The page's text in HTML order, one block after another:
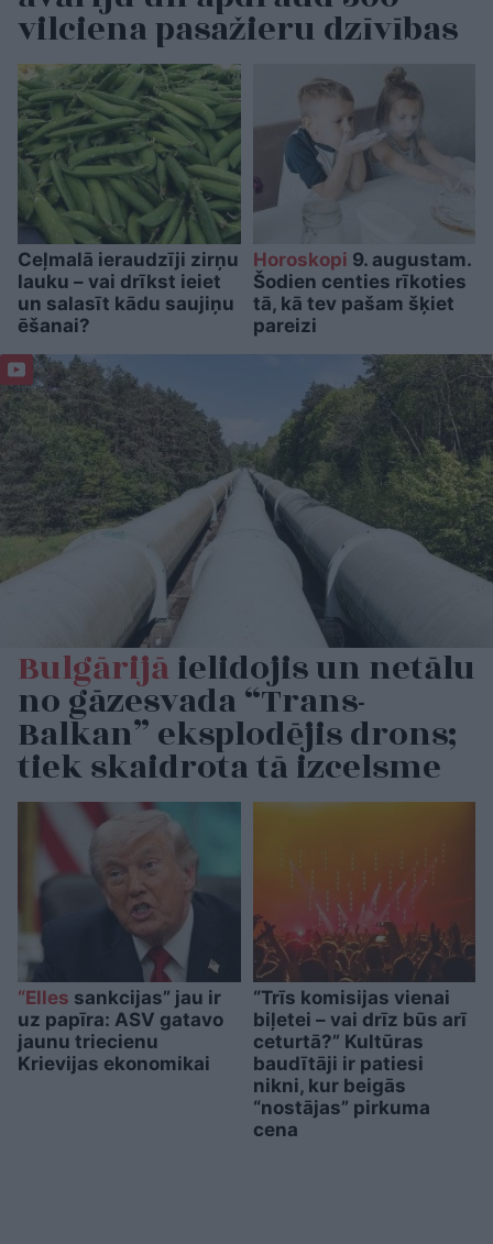
vilciena pasažieru dzīvības
Ceļmalā ieraudzīji zirņu
lauku – vai drīkst ieiet
un salasīt kādu saujiņu
ēšanai?
Horoskopi 9. augustam.
Šodien centies rīkoties
tā, kā tev pašam šķiet
pareizi
Bulgārijāielidojis un netālu
no gāzesvada “Trans-
Balkan” eksplodējis drons;
tiek skaidrota tā izcelsme
“Elles sankcijas” jau ir
uz papīra: ASV gatavo
jaunu triecienu
Krievijas ekonomikai
“Trīs komisijas vienai
biļetei – vai drīz būs arī
ceturtā?” Kultūras
baudītāji ir patiesi
nikni, kur beigās
“nostājas” pirkuma
cena